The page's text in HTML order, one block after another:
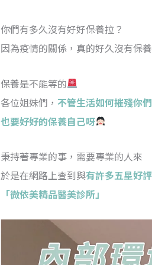
你們有多久沒有好好保養拉？
因為疫情的關係，真的好久沒有保
保養是不能等的
各位姐妹們， 不管生活如何摧殘你們
也要好好的保養自己呀
秉持著專業的事，需要專業的人來
於是在網路上查到與有許多五星好
「微依美精品醫美診所」